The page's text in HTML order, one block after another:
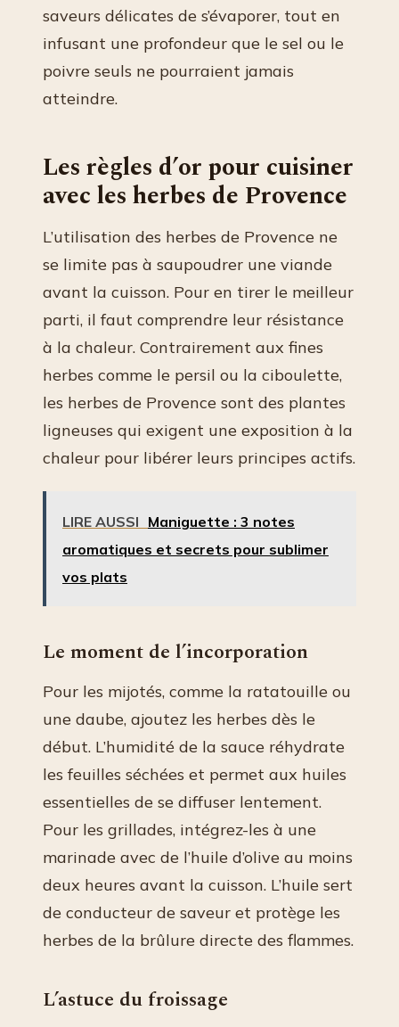
saveurs délicates de s’évaporer, tout en
infusant une profondeur que le sel ou le
poivre seuls ne pourraient jamais
atteindre.
Les règles d’or pour cuisiner
avec les herbes de Provence
L’utilisation des herbes de Provence ne
se limite pas à saupoudrer une viande
avant la cuisson. Pour en tirer le meilleur
parti, il faut comprendre leur résistance
à la chaleur. Contrairement aux fines
herbes comme le persil ou la ciboulette,
les herbes de Provence sont des plantes
ligneuses qui exigent une exposition à la
chaleur pour libérer leurs principes actifs.
LIRE AUSSI Maniguette : 3 notes
aromatiques et secrets pour sublimer
vos plats
Le moment de l’incorporation
Pour les mijotés, comme la ratatouille ou
une daube, ajoutez les herbes dès le
début. L’humidité de la sauce réhydrate
les feuilles séchées et permet aux huiles
essentielles de se diffuser lentement.
Pour les grillades, intégrez-les à une
marinade avec de l’huile d’olive au moins
deux heures avant la cuisson. L’huile sert
de conducteur de saveur et protège les
herbes de la brûlure directe des flammes.
L’astuce du froissage